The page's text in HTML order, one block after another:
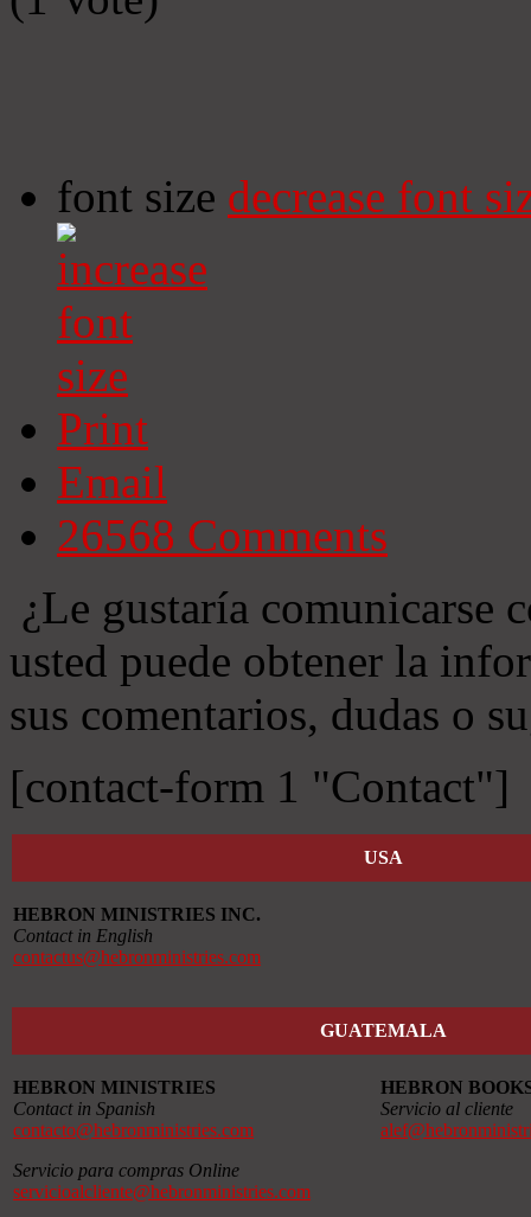
font size decrease font
Print
Email
26568 Comments
¿Le gustaría comunicarse
usted puede obtener la
sus comentarios, dudas o
[contact-form 1 "Contact"]
USA
HEBRON MINISTRIES INC.
Contact in English
contactus@hebronministries.com
GUATEMALA
HEBRON MINISTRIES
Contact in Spanish
contacto@hebronministries.com
Servicio para compras Online
servicioalcliente@hebronministries.com
HEBRON
Servicio al cliente